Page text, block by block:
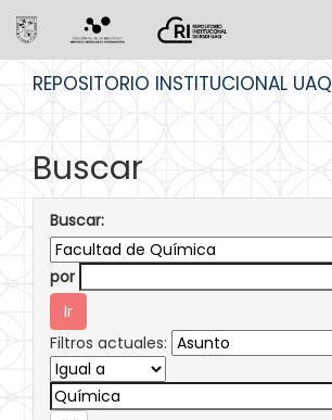
REPOSITORIO INSTITUCIONAL UAQ
Buscar
Buscar:
por
Filtros actuales: